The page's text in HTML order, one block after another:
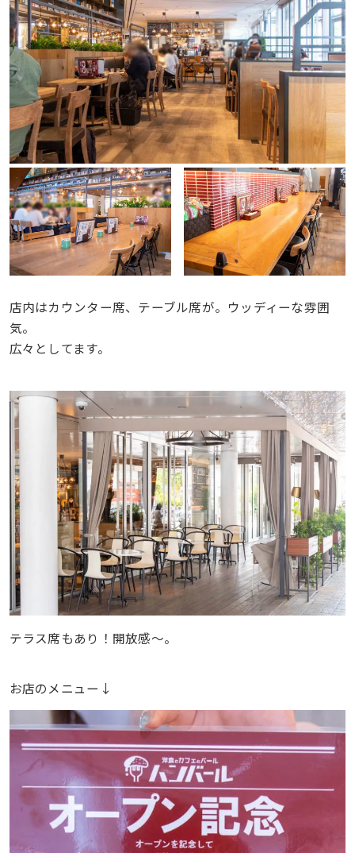
店内はカウンター席、テーブル席が。ウッディーな雰囲
気。
広々としてます。
テラス席もあり！開放感〜。
お店のメニュー↓